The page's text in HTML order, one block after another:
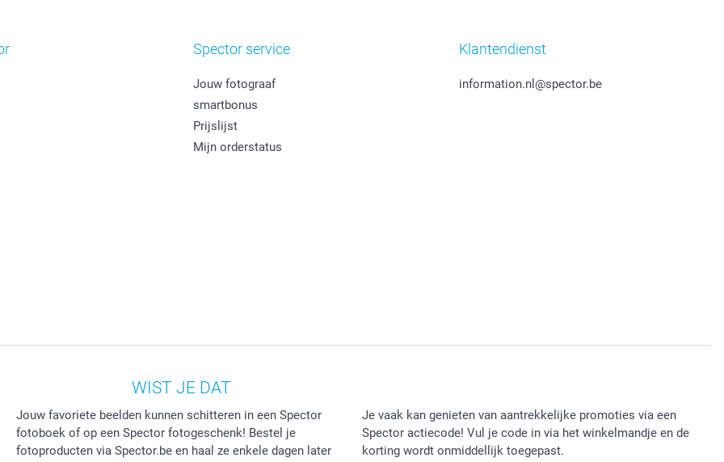
Spector service
Jouw fotograaf
smartbonus
Prijslijst
Mijn orderstatus
Klantendienst
information.nl@spector.be
WIST JE DAT
Jouw favoriete beelden kunnen schitteren in een Spector
fotoboek of op een Spector fotogeschenk! Bestel je
fotoproducten via Spector.be en haal ze enkele dagen later
Je vaak kan genieten van aantrekkelijke promoties via een
Spector actiecode! Vul je code in via het winkelmandje en de
korting wordt onmiddellijk toegepast.